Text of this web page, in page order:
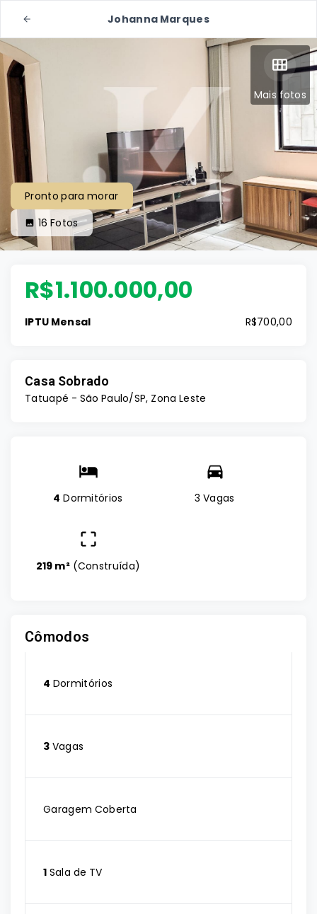
Johanna Marques
Mais fotos
Pronto para morar
16 Fotos
R$1.100.000,00
IPTU Mensal R$700,00
Casa Sobrado
Tatuapé - São Paulo/SP, Zona Leste
4 Dormitórios 3 Vagas
219 m² (Construída)
Cômodos
4 Dormitórios
3 Vagas
Garagem Coberta
1 Sala de TV